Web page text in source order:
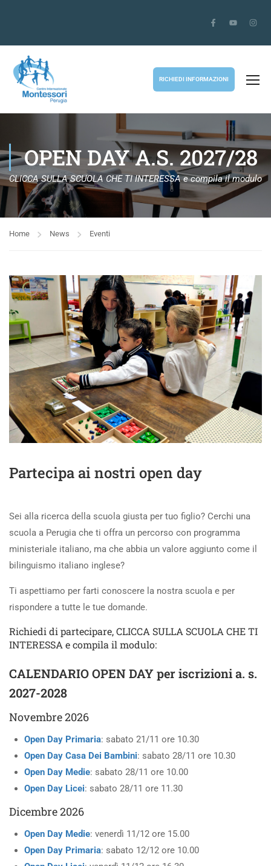
RICHIEDI INFORMAZIONI
OPEN DAY A.S. 2027/28
CLICCA SULLA SCUOLA CHE TI INTERESSA e compila il modulo
Home News Eventi
Partecipa ai nostri open day
Sei alla ricerca della scuola giusta per tuo figlio? Cerchi una
scuola a Perugia che ti offra un percorso con programma
ministeriale italiano, ma che abbia un valore aggiunto come il
bilinguismo italiano inglese?
Ti aspettiamo per farti conoscere la nostra scuola e per
rispondere a tutte le tue domande.
Richiedi di partecipare, CLICCA SULLA SCUOLA CHE TI
INTERESSA e compila il modulo:
CALENDARIO OPEN DAY per iscrizioni a. s.
2027-2028
Novembre 2026
Open Day Primaria: sabato 21/11 ore 10.30
Open Day Casa Dei Bambini: sabato 28/11 ore 10.30
Open Day Medie: sabato 28/11 ore 10.00
Open Day Licei: sabato 28/11 ore 11.30
Dicembre 2026
Open Day Medie: venerdì 11/12 ore 15.00
Open Day Primaria: sabato 12/12 ore 10.00